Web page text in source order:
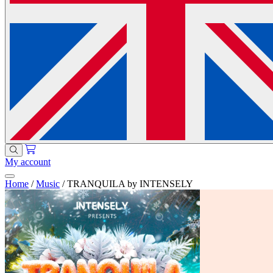
My account
Home / Music / TRANQUILA by INTENSELY